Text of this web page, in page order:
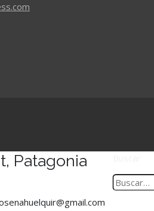
Patagonia